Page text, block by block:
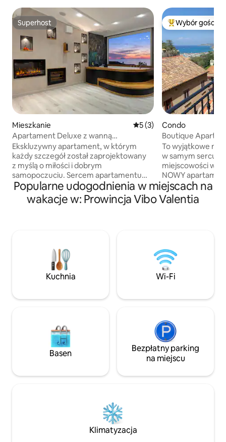
Superhost
Superhost
Mieszkanie Średnia ocena: 5 na 5,
5 (3)
Apartament Deluxe z wanną
z hydromasażem i widokiem na morze
Ekskluzywny apartament, w którym
każdy szczegół został zaprojektowany
z myślą o miłości i dobrym
samopoczuciu. Sercem apartamentu
jest panoramiczne jacuzzi, które dzięki
swojemu umiejscowieniu pozwala
rozkoszować się kąpielą z bąbelkami,
zapewniającym całkowity relaks.
Kameralne i spokojne miejsce na
wypoczynek, idealne dla par szukających
romantycznego schronienia z dala od
Wybór gości
Condo
Boutique
To wyjątkowe
w samym sercu
miejscowości we
NOWY
udogodnieniami
maksymalnego
oferuje
do morza, bary i
apteki i dworzec
to, aby Twoje
magicznego
Popularne udogodnienia w miejscach na
wakacje w: Prowincja Vibo Valentia
Kuchnia Wi-Fi
Basen
Bezpłatny parking
na miejscu
Klimatyzacja